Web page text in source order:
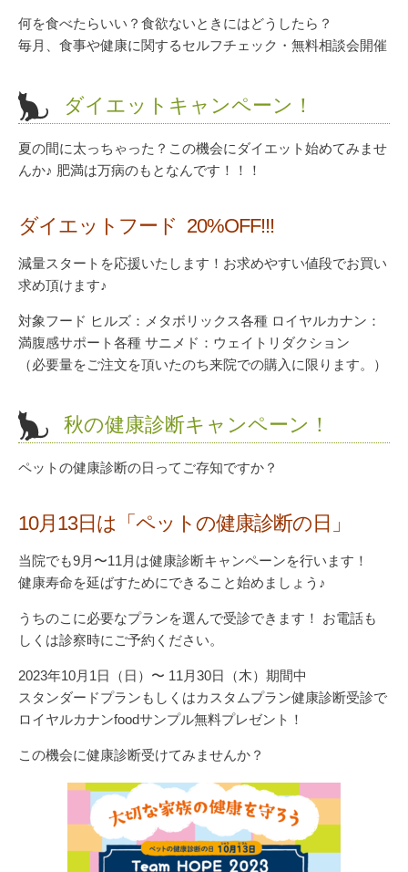
何を食べたらいい？食欲ないときにはどうしたら？
毎月、食事や健康に関するセルフチェック・無料相談会開催
ダイエットキャンペーン！
夏の間に太っちゃった？この機会にダイエット始めてみませ
んか♪ 肥満は万病のもとなんです！！！
ダイエットフード 20%OFF!!!
減量スタートを応援いたします！お求めやすい値段でお買い
求め頂けます♪
対象フード ヒルズ：メタボリックス各種 ロイヤルカナン：
満腹感サポート各種 サニメド：ウェイトリダクション
（必要量をご注文を頂いたのち来院での購入に限ります。）
秋の健康診断キャンペーン！
ペットの健康診断の日ってご存知ですか？
10月13日は「ペットの健康診断の日」
当院でも9月〜11月は健康診断キャンペーンを行います！
健康寿命を延ばすためにできること始めましょう♪
うちのこに必要なプランを選んで受診できます！ お電話も
しくは診察時にご予約ください。
2023年10月1日（日）〜 11月30日（木）期間中
スタンダードプランもしくはカスタムプラン健康診断受診で
ロイヤルカナンfoodサンプル無料プレゼント！
この機会に健康診断受けてみませんか？